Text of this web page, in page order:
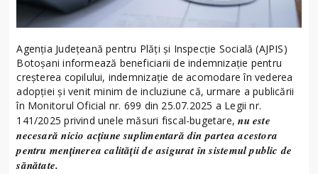
Agenția Județeană pentru Plăți și Inspecție Socială (AJPIS)
Botoșani informează beneficiarii de indemnizație pentru
creșterea copilului, indemnizație de acomodare în vederea
adopției și venit minim de incluziune că, urmare a publicării
în Monitorul Oficial nr. 699 din 25.07.2025 a Legii nr.
141/2025 privind unele măsuri fiscal-bugetare,nu este
necesară nicio acțiune suplimentară din partea acestora
pentru menținerea calității de asigurat în sistemul public de
sănătate.